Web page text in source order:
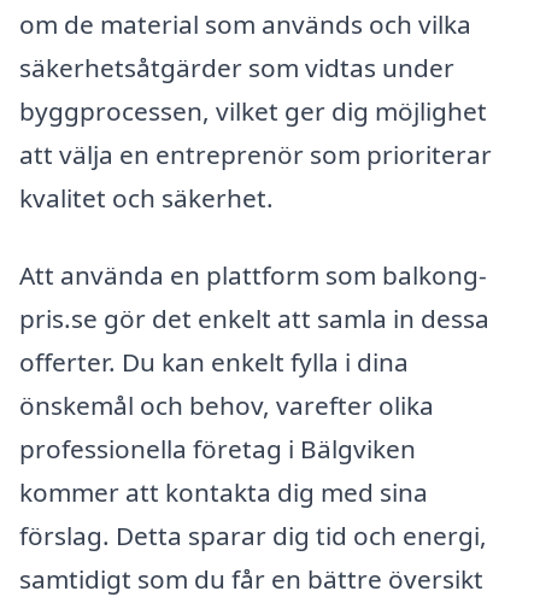
om de material som används och vilka
säkerhetsåtgärder som vidtas under
byggprocessen, vilket ger dig möjlighet
att välja en entreprenör som prioriterar
kvalitet och säkerhet.
Att använda en plattform som balkong-
pris.se gör det enkelt att samla in dessa
offerter. Du kan enkelt fylla i dina
önskemål och behov, varefter olika
professionella företag i Bälgviken
kommer att kontakta dig med sina
förslag. Detta sparar dig tid och energi,
samtidigt som du får en bättre översikt